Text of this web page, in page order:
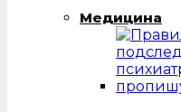
Медицина